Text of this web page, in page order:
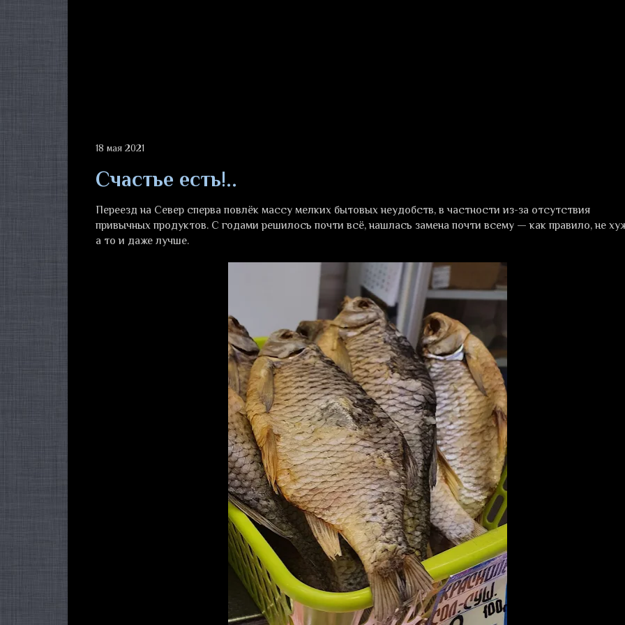
18 мая 2021
Счастье есть!..
Переезд на Север сперва повлёк массу мелких бытовых неудобств, в частности из-за отсутствия
привычных продуктов. С годами решилось почти всё, нашлась замена почти всему — как правило, не
а то и даже лучше.